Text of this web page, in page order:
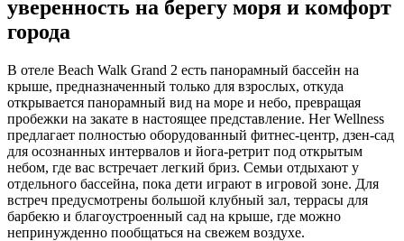
уверенность на берегу моря и комфорт
города
В отеле Beach Walk Grand 2 есть панорамный бассейн на
крыше, предназначенный только для взрослых, откуда
открывается панорамный вид на море и небо, превращая
пробежки на закате в настоящее представление. Her Wellness
предлагает полностью оборудованный фитнес-центр, дзен-сад
для осознанных интервалов и йога-ретрит под открытым
небом, где вас встречает легкий бриз. Семьи отдыхают у
отдельного бассейна, пока дети играют в игровой зоне. Для
встреч предусмотрены большой клубный зал, террасы для
барбекю и благоустроенный сад на крыше, где можно
непринужденно пообщаться на свежем воздухе.